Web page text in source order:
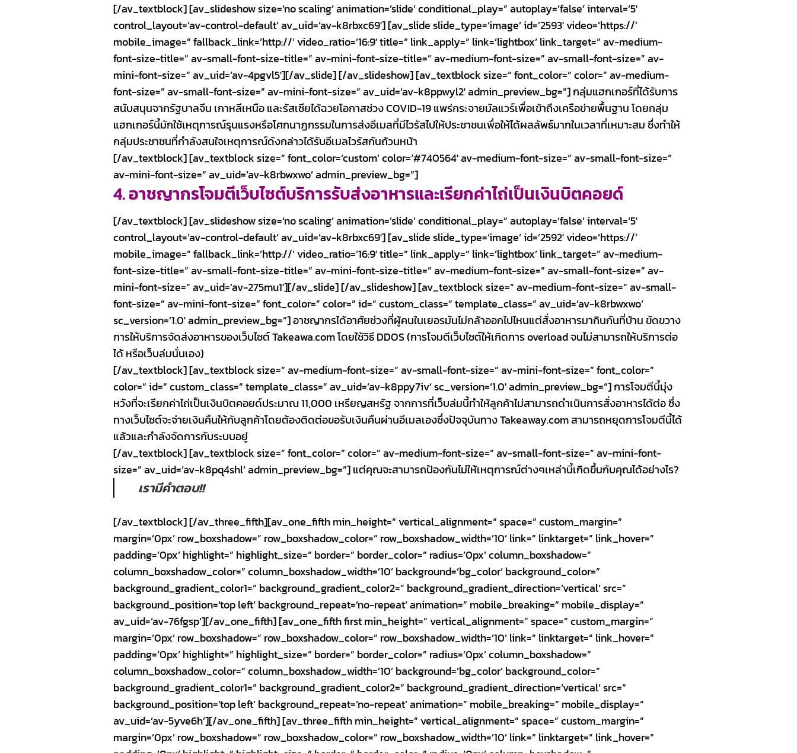
[/av_textblock] [av_slideshow size=’no scaling’ animation=’slide’ conditional_play=” autoplay=’false’ interval=’5′
control_layout=’av-control-default’ av_uid=’av-k8rbxc69′] [av_slide slide_type=’image’ id=’2593′ video=’https://’
mobile_image=” fallback_link=’http://’ video_ratio=’16:9′ title=” link_apply=” link=’lightbox’ link_target=” av-medium-
font-size-title=” av-small-font-size-title=” av-mini-font-size-title=” av-medium-font-size=” av-small-font-size=” av-
mini-font-size=” av_uid=’av-4pgvl5′][/av_slide] [/av_slideshow] [av_textblock size=” font_color=” color=” av-medium-
font-size=” av-small-font-size=” av-mini-font-size=” av_uid=’av-k8ppwyl2′ admin_preview_bg=”] กลุ่มแฮกเกอร์ที่ได้รับการ
สนับสนุนจากรัฐบาลจีน เกาหลีเหนือ และรัสเซียได้ฉวยโอกาสช่วง COVID-19 แพร่กระจายมัลแวร์เพื่อเข้าถึงเครือข่ายพื้นฐาน โดยกลุ่ม
แฮกเกอร์นี้มักใช้เหตุการณ์รุนแรงหรือโศกนาฏกรรมในการส่งอีเมลที่มีไวรัสไปให้ประชาชนเพื่อให้ได้ผลลัพธ์มากในเวลาที่เหมาะสม ซึ่งทำให้
กลุ่มประชาชนที่กำลังสนใจเหตุการณ์ดังกล่าวได้รับอีเมลไวรัสกันถ้วนหน้า
[/av_textblock] [av_textblock size=” font_color=’custom’ color=’#740564′ av-medium-font-size=” av-small-font-size=”
av-mini-font-size=” av_uid=’av-k8rbwxwo’ admin_preview_bg=”]
4. อาชญากรโจมตีเว็บไซต์บริการรับส่งอาหารและเรียกค่าไถ่เป็นเงินบิตคอยด์
[/av_textblock] [av_slideshow size=’no scaling’ animation=’slide’ conditional_play=” autoplay=’false’ interval=’5′
control_layout=’av-control-default’ av_uid=’av-k8rbxc69′] [av_slide slide_type=’image’ id=’2592′ video=’https://’
mobile_image=” fallback_link=’http://’ video_ratio=’16:9′ title=” link_apply=” link=’lightbox’ link_target=” av-medium-
font-size-title=” av-small-font-size-title=” av-mini-font-size-title=” av-medium-font-size=” av-small-font-size=” av-
mini-font-size=” av_uid=’av-275mu1′][/av_slide] [/av_slideshow] [av_textblock size=” av-medium-font-size=” av-small-
font-size=” av-mini-font-size=” font_color=” color=” id=” custom_class=” template_class=” av_uid=’av-k8rbwxwo’
sc_version=’1.0′ admin_preview_bg=”] อาชญากรได้อาศัยช่วงที่ผู้คนในเยอรมันไม่กล้าออกไปไหนแต่สั่งอาหารมากินกันที่บ้าน ขัดขวาง
การให้บริการจัดส่งอาหารของเว็บไซต์ Takeawa.com โดยใช้วิธี DDOS (การโจมตีเว็บไซต์ให้เกิดการ overload จนไม่สามารถให้บริการต่อ
ได้ หรือเว็บล่มนั่นเอง)
[/av_textblock] [av_textblock size=” av-medium-font-size=” av-small-font-size=” av-mini-font-size=” font_color=”
color=” id=” custom_class=” template_class=” av_uid=’av-k8ppy7iv’ sc_version=’1.0′ admin_preview_bg=”] การโจมตีนี้มุ่ง
หวังที่จะเรียกค่าไถ่เป็นเงินบิตคอยด์ประมาณ 11,000 เหรียญสหรัฐ จากการที่เว็บล่มนี้ทำให้ลูกค้าไม่สามารถดำเนินการสั่งอาหารได้ต่อ ซึ่ง
ทางเว็บไซต์จะจ่ายเงินคืนให้กับลูกค้าโดยต้องติดต่อขอรับเงินคืนผ่านอีเมลเองซึ่งปัจจุบันทาง Takeaway.com สามารถหยุดการโจมตีนี้ได้
แล้วและกำลังจัดการกับระบบอยู่
[/av_textblock] [av_textblock size=” font_color=” color=” av-medium-font-size=” av-small-font-size=” av-mini-font-
size=” av_uid=’av-k8pq4shl’ admin_preview_bg=”] แต่คุณจะสามารถป้องกันไม่ให้เหตุการณ์ต่างๆเหล่านี้เกิดขึ้นกับคุณได้อย่างไร?
เรามีคำตอบ!!
[/av_textblock] [/av_three_fifth][av_one_fifth min_height=” vertical_alignment=” space=” custom_margin=”
margin=’0px’ row_boxshadow=” row_boxshadow_color=” row_boxshadow_width=’10’ link=” linktarget=” link_hover=”
padding=’0px’ highlight=” highlight_size=” border=” border_color=” radius=’0px’ column_boxshadow=”
column_boxshadow_color=” column_boxshadow_width=’10’ background=’bg_color’ background_color=”
background_gradient_color1=” background_gradient_color2=” background_gradient_direction=’vertical’ src=”
background_position=’top left’ background_repeat=’no-repeat’ animation=” mobile_breaking=” mobile_display=”
av_uid=’av-76fgsp’][/av_one_fifth] [av_one_fifth first min_height=” vertical_alignment=” space=” custom_margin=”
margin=’0px’ row_boxshadow=” row_boxshadow_color=” row_boxshadow_width=’10’ link=” linktarget=” link_hover=”
padding=’0px’ highlight=” highlight_size=” border=” border_color=” radius=’0px’ column_boxshadow=”
column_boxshadow_color=” column_boxshadow_width=’10’ background=’bg_color’ background_color=”
background_gradient_color1=” background_gradient_color2=” background_gradient_direction=’vertical’ src=”
background_position=’top left’ background_repeat=’no-repeat’ animation=” mobile_breaking=” mobile_display=”
av_uid=’av-5yve6h’][/av_one_fifth] [av_three_fifth min_height=” vertical_alignment=” space=” custom_margin=”
margin=’0px’ row_boxshadow=” row_boxshadow_color=” row_boxshadow_width=’10’ link=” linktarget=” link_hover=”